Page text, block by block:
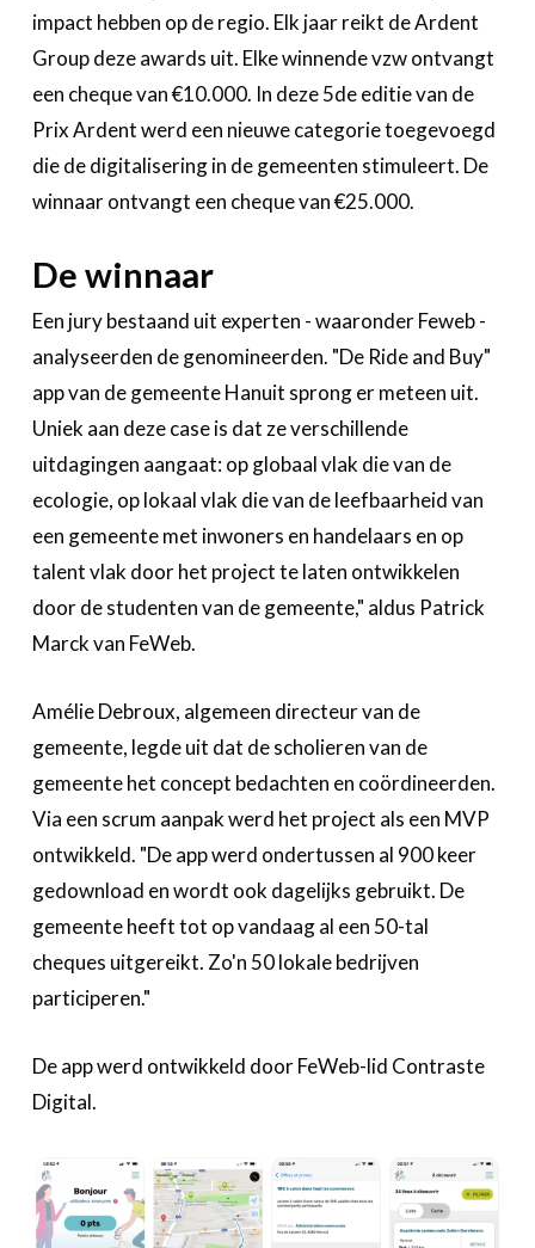
impact hebben op de regio. Elk jaar reikt de Ardent
Group deze awards uit. Elke winnende vzw ontvangt
een cheque van €10.000. In deze 5de editie van de
Prix Ardent werd een nieuwe categorie toegevoegd
die de digitalisering in de gemeenten stimuleert. De
winnaar ontvangt een cheque van €25.000.
De winnaar
Een jury bestaand uit experten - waaronder Feweb -
analyseerden de genomineerden. "De Ride and Buy"
app van de gemeente Hanuit sprong er meteen uit.
Uniek aan deze case is dat ze verschillende
uitdagingen aangaat: op globaal vlak die van de
ecologie, op lokaal vlak die van de leefbaarheid van
een gemeente met inwoners en handelaars en op
talent vlak door het project te laten ontwikkelen
door de studenten van de gemeente," aldus Patrick
Marck van FeWeb.
Amélie Debroux, algemeen directeur van de
gemeente, legde uit dat de scholieren van de
gemeente het concept bedachten en coördineerden.
Via een scrum aanpak werd het project als een MVP
ontwikkeld. "De app werd ondertussen al 900 keer
gedownload en wordt ook dagelijks gebruikt. De
gemeente heeft tot op vandaag al een 50-tal
cheques uitgereikt. Zo'n 50 lokale bedrijven
participeren."
De app werd ontwikkeld door FeWeb-lid Contraste
Digital.